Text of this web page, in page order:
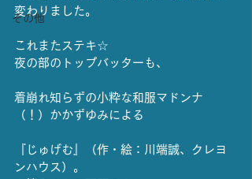
その他
変わりました。
これまたステキ☆
夜の部のトップバッターも、
着崩れ知らずの小粋な和服マドンナ
（！）かかずゆみによる
『じゅげむ』（作・絵：川端誠、クレヨ
ンハウス）。